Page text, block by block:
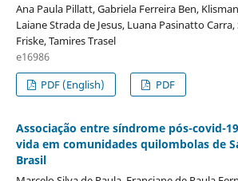
Ana Paula Pillatt, Gabriela Ferreira Ben,
Laiane Strada de Jesus, Luana Pasinatto
Friske, Tamires Trasel
e16986
PDF (English)
PDF
Associação entre síndrome pós-covid-
vida em comunidades quilombolas de
Brasil